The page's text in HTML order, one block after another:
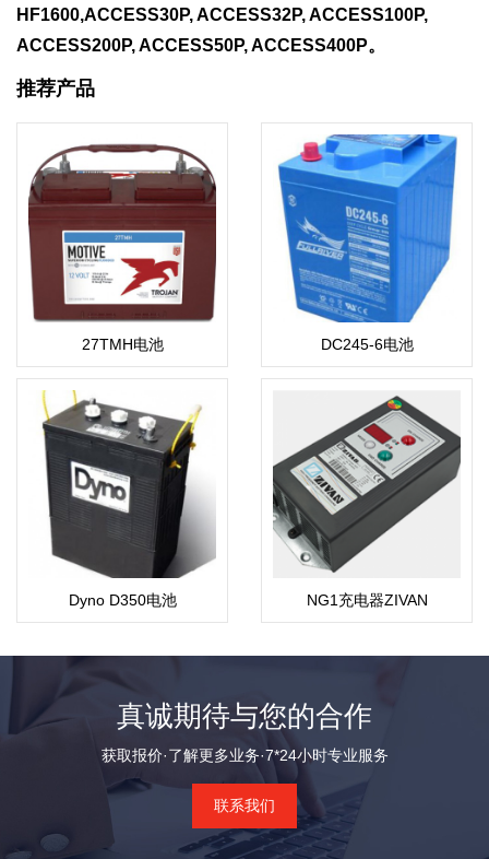
HF1600,ACCESS30P, ACCESS32P, ACCESS100P,
ACCESS200P, ACCESS50P, ACCESS400P。
推荐产品
27TMH电池 DC245-6电池
Dyno D350电池 NG1充电器ZIVAN
真诚期待与您的合作
获取报价·了解更多业务·7*24小时专业服务
联系我们